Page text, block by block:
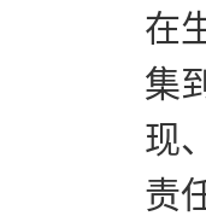
在
集
现
责